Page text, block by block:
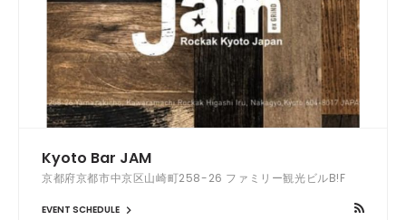
Kyoto Bar JAM
京都府京都市中京区山崎町258-26 ファミリー観光ビルB!F
EVENT SCHEDULE